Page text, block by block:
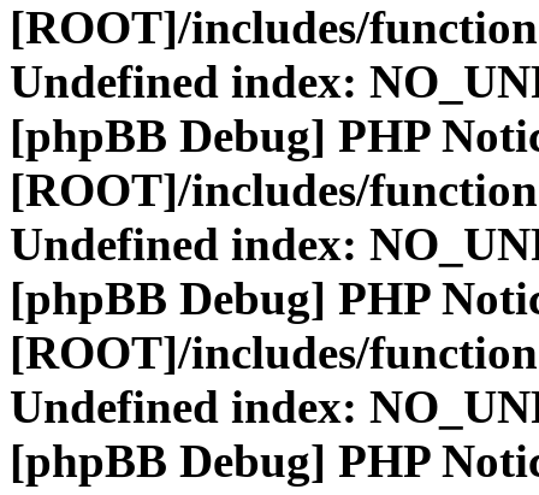
[ROOT]/includes/
Undefined index:
[phpBB Debug] PHP
[ROOT]/includes/
Undefined index:
[phpBB Debug] PHP
[ROOT]/includes/
Undefined index:
[phpBB Debug] PHP